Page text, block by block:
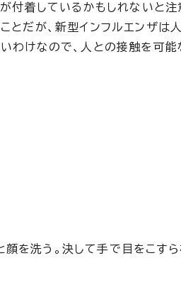
付着しているかもしれないと注
だが、新型インフルエンザは
わけなので、人との接触を可
を洗う。決して手で目をこす